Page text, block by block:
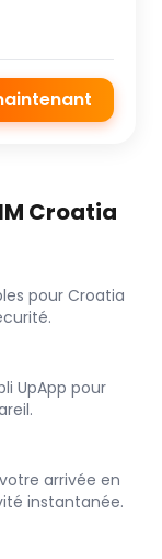
Croatia
pour Croatia
UpApp pour
arrivée en
instantanée.